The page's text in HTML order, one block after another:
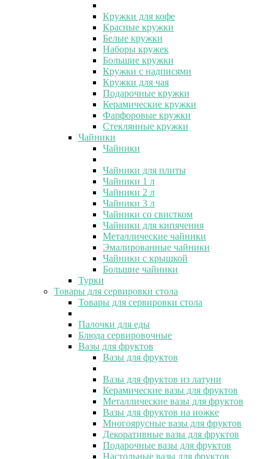
Кружки для кофе
Красные кружки
Белые кружки
Наборы кружек
Большие кружки
Кружки с надписями
Кружки для чая
Подарочные кружки
Керамические кружки
Фарфоровые кружки
Стеклянные кружки
Чайники
Чайники
Чайники для плиты
Чайники 1 л
Чайники 2 л
Чайники 3 л
Чайники со свистком
Чайники для кипячения
Металлические чайники
Эмалированные чайники
Чайники с крышкой
Большие чайники
Турки
Товары для сервировки стола
Товары для сервировки стола
Палочки для еды
Блюда сервировочные
Вазы для фруктов
Вазы для фруктов
Вазы для фруктов из латуни
Керамические вазы для фруктов
Металлические вазы для фруктов
Вазы для фруктов на ножке
Многоярусные вазы для фруктов
Декоративные вазы для фруктов
Подарочные вазы для фруктов
Настольные вазы для фруктов